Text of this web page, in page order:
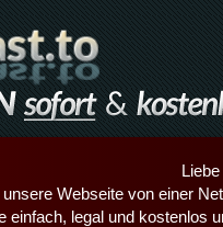
Webseite von einer
einfach, legal und kostenlos